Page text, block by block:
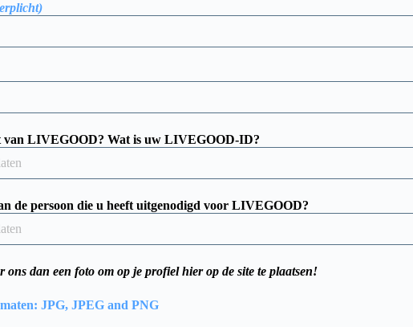
van LIVEGOOD? Wat is uw LIVEGOOD-ID?
de persoon die u heeft uitgenodigd voor LIVEGOOD?
ons dan een foto om op je profiel hier op de site te plaatsen!
JPG, JPEG and PNG